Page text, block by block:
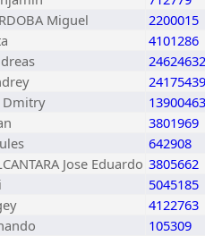
Miguel
2200015
4101286
24624632
24175439
Dmitry
13900463
3801969
642908
Jose Eduardo 3805662
5045185
4122763
105309